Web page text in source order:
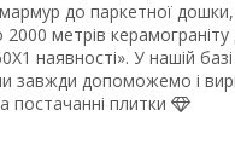
мармур до паркетної
2000 метрів керамограніту
наявності». У нашій
завжди допоможемо і
постачанні плитки